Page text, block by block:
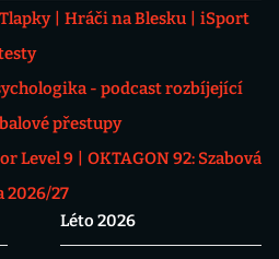
Hráči na Blesku
iSport
- podcast rozbíjející
přestupy
Level 9
OKTAGON 92: Szabová
2026/27
Léto 2026